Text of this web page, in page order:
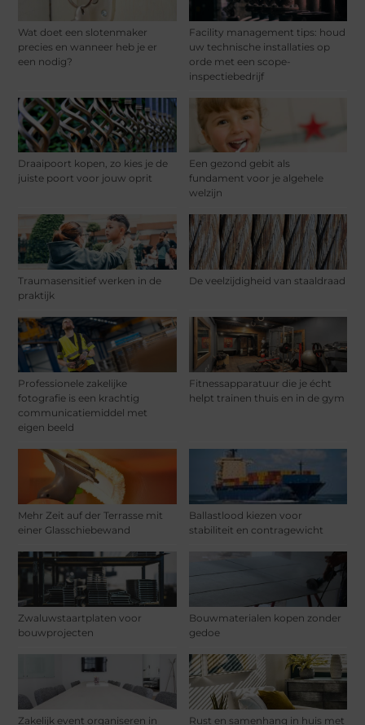
Wat doet een slotenmaker
precies en wanneer heb je er
een nodig?
Facility management tips: houd
uw technische installaties op
orde met een scope-
inspectiebedrijf
Draaipoort kopen, zo kies je de
juiste poort voor jouw oprit
Een gezond gebit als
fundament voor je algehele
welzijn
Traumasensitief werken in de
praktijk
De veelzijdigheid van staaldraad
Professionele zakelijke
fotografie is een krachtig
communicatiemiddel met
eigen beeld
Fitnessapparatuur die je écht
helpt trainen thuis en in de gym
Mehr Zeit auf der Terrasse mit
einer Glasschiebewand
Ballastlood kiezen voor
stabiliteit en contragewicht
Zwaluwstaartplaten voor
bouwprojecten
Bouwmaterialen kopen zonder
gedoe
Zakelijk event organiseren in Rust en samenhang in huis met